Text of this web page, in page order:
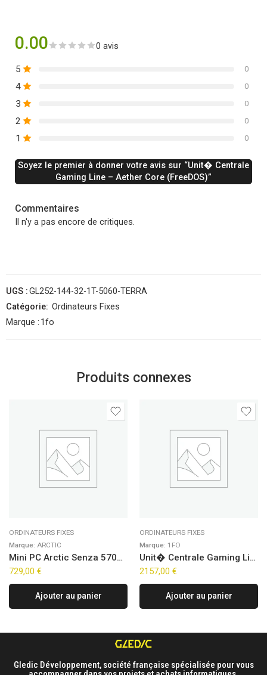
0.00 0 avis
5 0
4 0
3 0
2 0
1 0
Soyez le premier à donner votre avis sur “Unit� Centrale
Gaming Line – Aether Core (FreeDOS)”
Commentaires
Il n'y a pas encore de critiques.
UGS :GL252-144-32-1T-5060-TERRA
Catégorie: Ordinateurs Fixes
Marque : 1fo
Produits connexes
ORDINATEURS FIXES
Marque: ARCTIC
Mini PC Arctic Senza 5700G (Noir)
729,00 €
Ajouter au panier
ORDINATEURS FIXES
Marque: 1FO
Unit� Centrale Gaming Line – Antares Core V3 (FreeDOS)
2157,00 €
Ajouter au panier
Gledic Développement, société française spécialisée pour vous